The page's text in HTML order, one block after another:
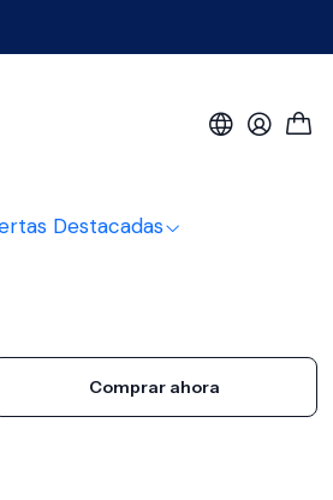
Destacadas
Daddario
Rosin
Comprar ahora